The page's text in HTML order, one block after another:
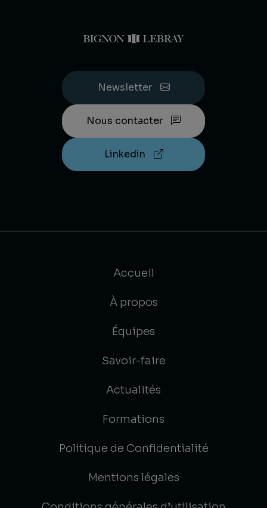
Newsletter
Nous contacter
Linkedin
Accueil
À propos
Équipes
Savoir-faire
Actualités
Formations
Politique de Confidentialité
Mentions légales